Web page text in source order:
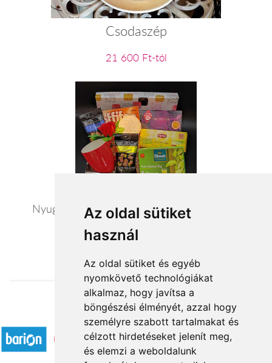
Az oldal sütiket
használ
Az oldal sütiket és egyéb
nyomkövető technológiákat
alkalmaz, hogy javítsa a
böngészési élményét, azzal hogy
személyre szabott tartalmakat és
célzott hirdetéseket jelenít meg,
és elemzi a weboldalunk
Csodaszép
21 600 Ft-tól
Nyugalom szigete - exkluzív ajándék csomag
20 440 Ft-tól
Elfogadott fizetési módok